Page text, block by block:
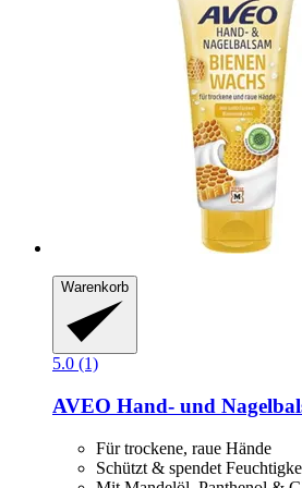
Warenkorb
5.0 (1)
AVEO Hand-​ und
Für trockene, raue Hände
Schützt & spendet